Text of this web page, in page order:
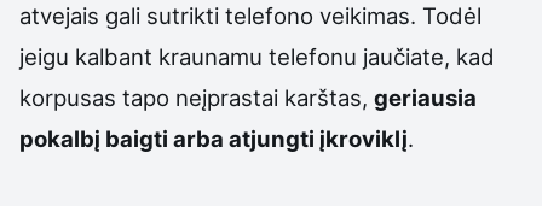
atvejais gali sutrikti telefono veikimas. Todėl
jeigu kalbant kraunamu telefonu jaučiate, kad
korpusas tapo neįprastai karštas, geriausia
pokalbį baigti arba atjungti įkroviklį.